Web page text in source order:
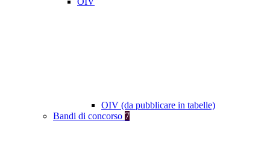
OIV (da pubblicare in tabelle)
Bandi di concorso 7